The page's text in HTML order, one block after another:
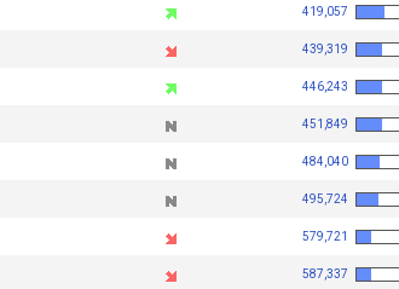
419,057
439,319
446,243
451,849
484,040
495,724
579,721
587,337